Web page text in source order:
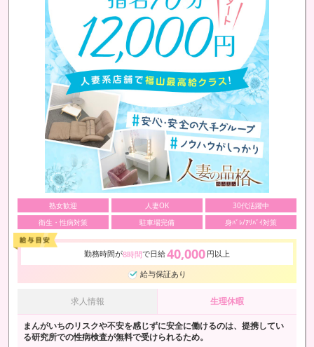
熟女歓迎 人妻OK
30代活躍中
衛生・性病対策
駐車場完備 身ﾊﾞﾚ/ｱﾘﾊﾞｲ対策
勤務時間が8時間で日給40,000 円以上
給与保証あり
求人情報 生理休暇
まんがいちのリスクや不安を感じずに安全に働けるのは、提携してい
る研究所での性病検査が無料で受けられるため。